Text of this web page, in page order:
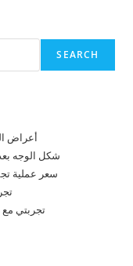
SEARCH
أعراض
شكل الوجه
سعر عملية
تجربتي مع